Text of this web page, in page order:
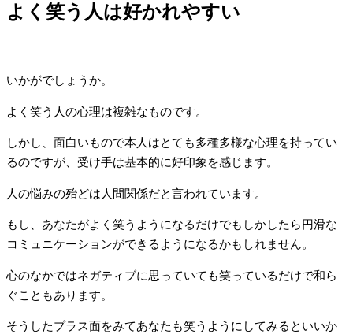
よく笑う人は好かれやすい
いかがでしょうか。
よく笑う人の心理は複雑なものです。
しかし、面白いもので本人はとても多種多様な心理を持ってい
るのですが、受け手は基本的に好印象を感じます。
人の悩みの殆どは人間関係だと言われています。
もし、あなたがよく笑うようになるだけでもしかしたら円滑な
コミュニケーションができるようになるかもしれません。
心のなかではネガティブに思っていても笑っているだけで和ら
ぐこともあります。
そうしたプラス面をみてあなたも笑うようにしてみるといいか